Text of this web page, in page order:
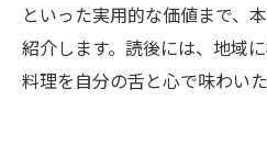
といった実用的な価値まで、
紹介します。読後には、地域
料理を自分の舌と心で味わい